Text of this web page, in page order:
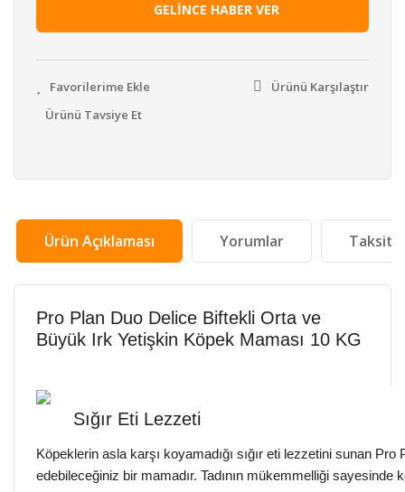
GELİNCE HABER VER
Ürünü Karşılaştır
Ürünü Tavsiye Et
Ürün Açıklaması Yorumlar Taksit
Pro Plan Duo Delice Biftekli Orta ve
Büyük Irk Yetişkin Köpek Maması 10 KG
Sığır Eti Lezzeti
Köpeklerin asla karşı koyamadığı sığır eti lezzetini sunan
edebileceğiniz bir mamadır. Tadının mükemmelliği sayesinde